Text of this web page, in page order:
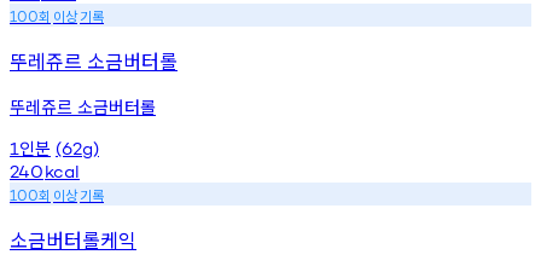
100회 이상기록
뚜레쥬르 소금버터롤
뚜레쥬르 소금버터롤
1 인분 (62g)
240kcal
100회 이상기록
소금버터롤케익